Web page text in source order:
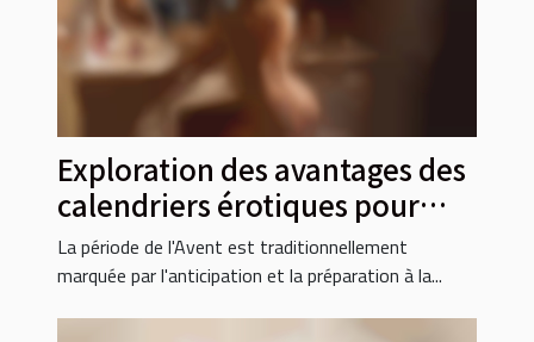
Exploration des avantages des
calendriers érotiques pour
l'avent 2024
La période de l'Avent est traditionnellement
marquée par l'anticipation et la préparation à la...